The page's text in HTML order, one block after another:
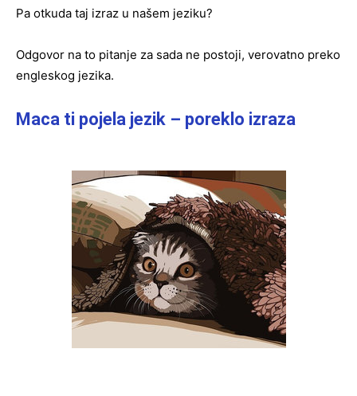
Pa otkuda taj izraz u našem jeziku?
Odgovor na to pitanje za sada ne postoji, verovatno preko
engleskog jezika.
Maca ti pojela jezik – poreklo izraza